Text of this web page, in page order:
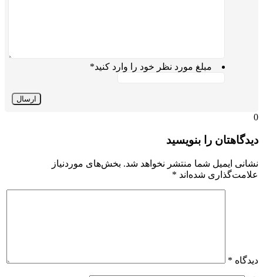
مبلغ مورد نظر خود را وارد کنید*
0
دیدگاهتان را بنویسید
نشانی ایمیل شما منتشر نخواهد شد. بخش‌های موردنیاز
علامت‌گذاری شده‌اند *
دیدگاه *